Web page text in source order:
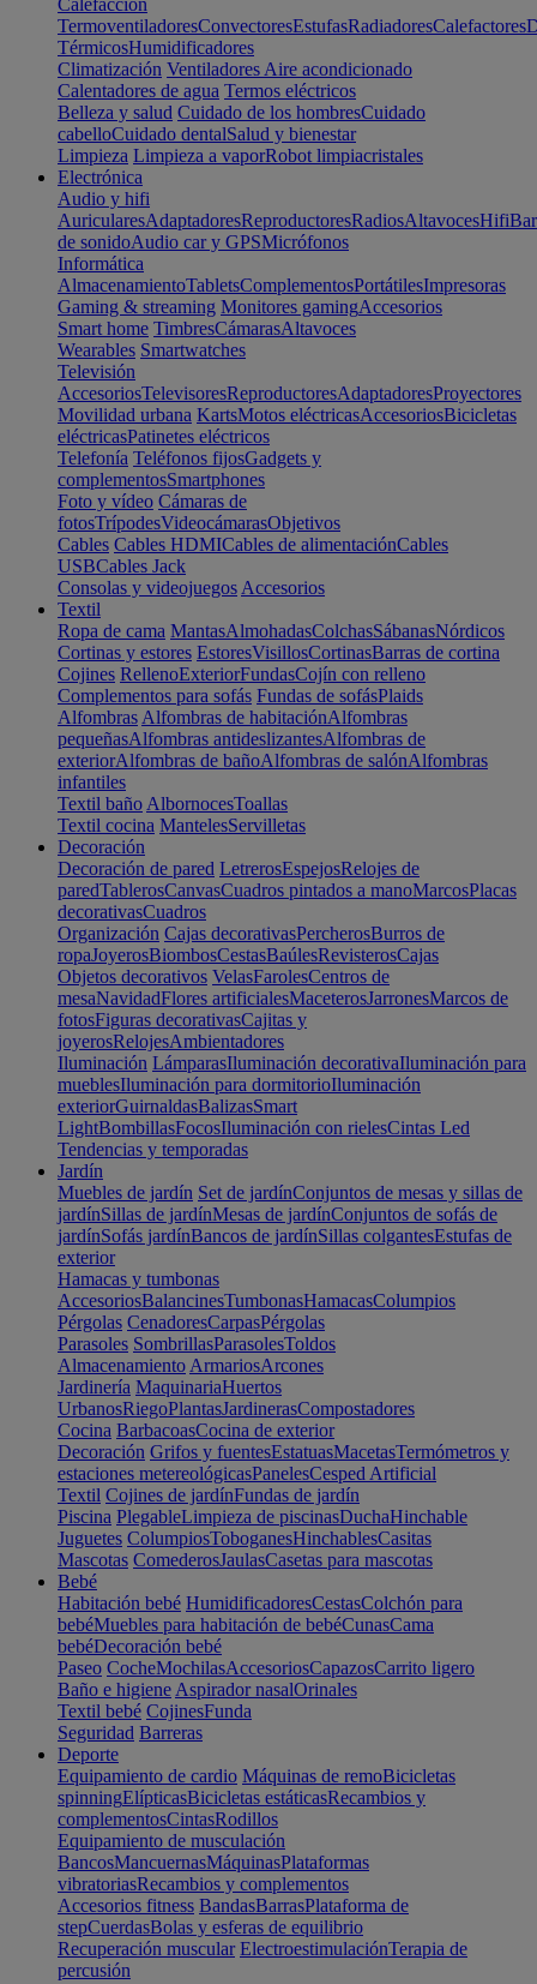
Calefacción
TermoventiladoresConvectoresEstufasRadiadoresCalefactores
TérmicosHumidificadores
Climatización Ventiladores Aire acondicionado
Calentadores de agua Termos eléctricos
Belleza y salud Cuidado de los hombresCuidado
cabelloCuidado dentalSalud y bienestar
Limpieza Limpieza a vaporRobot limpiacristales
Electrónica
Audio y hifi
AuricularesAdaptadoresReproductoresRadiosAltavocesHifi
de sonidoAudio car y GPSMicrófonos
Informática
AlmacenamientoTabletsComplementosPortátilesImpresoras
Gaming & streaming Monitores gamingAccesorios
Smart home TimbresCámarasAltavoces
Wearables Smartwatches
Televisión
AccesoriosTelevisoresReproductoresAdaptadoresProyectores
Movilidad urbana KartsMotos eléctricasAccesoriosBicicletas
eléctricasPatinetes eléctricos
Telefonía Teléfonos fijosGadgets y
complementosSmartphones
Foto y vídeo Cámaras de
fotosTrípodesVideocámarasObjetivos
Cables Cables HDMICables de alimentaciónCables
USBCables Jack
Consolas y videojuegos Accesorios
Textil
Ropa de cama MantasAlmohadasColchasSábanasNórdicos
Cortinas y estores EstoresVisillosCortinasBarras de cortina
Cojines RellenoExteriorFundasCojín con relleno
Complementos para sofás Fundas de sofásPlaids
Alfombras Alfombras de habitaciónAlfombras
pequeñasAlfombras antideslizantesAlfombras de
exteriorAlfombras de bañoAlfombras de salónAlfombras
infantiles
Textil baño AlbornocesToallas
Textil cocina MantelesServilletas
Decoración
Decoración de pared LetrerosEspejosRelojes de
paredTablerosCanvasCuadros pintados a manoMarcosPlacas
decorativasCuadros
Organización Cajas decorativasPercherosBurros de
ropaJoyerosBiombosCestasBaúlesRevisterosCajas
Objetos decorativos VelasFarolesCentros de
mesaNavidadFlores artificialesMaceterosJarronesMarcos de
fotosFiguras decorativasCajitas y
joyerosRelojesAmbientadores
Iluminación LámparasIluminación decorativaIluminación para
mueblesIluminación para dormitorioIluminación
exteriorGuirnaldasBalizasSmart
LightBombillasFocosIluminación con rielesCintas Led
Tendencias y temporadas
Jardín
Muebles de jardín Set de jardínConjuntos de mesas y sillas de
jardínSillas de jardínMesas de jardínConjuntos de sofás de
jardínSofás jardínBancos de jardínSillas colgantesEstufas de
exterior
Hamacas y tumbonas
AccesoriosBalancinesTumbonasHamacasColumpios
Pérgolas CenadoresCarpasPérgolas
Parasoles SombrillasParasolesToldos
Almacenamiento ArmariosArcones
Jardinería MaquinariaHuertos
UrbanosRiegoPlantasJardinerasCompostadores
Cocina BarbacoasCocina de exterior
Decoración Grifos y fuentesEstatuasMacetasTermómetros y
estaciones metereológicasPanelesCesped Artificial
Textil Cojines de jardínFundas de jardín
Piscina PlegableLimpieza de piscinasDuchaHinchable
Juguetes ColumpiosToboganesHinchablesCasitas
Mascotas ComederosJaulasCasetas para mascotas
Bebé
Habitación bebé HumidificadoresCestasColchón para
bebéMuebles para habitación de bebéCunasCama
bebéDecoración bebé
Paseo CocheMochilasAccesoriosCapazosCarrito ligero
Baño e higiene Aspirador nasalOrinales
Textil bebé CojinesFunda
Seguridad Barreras
Deporte
Equipamiento de cardio Máquinas de remoBicicletas
spinningElípticasBicicletas estáticasRecambios y
complementosCintasRodillos
Equipamiento de musculación
BancosMancuernasMáquinasPlataformas
vibratoriasRecambios y complementos
Accesorios fitness BandasBarrasPlataforma de
stepCuerdasBolas y esferas de equilibrio
Recuperación muscular ElectroestimulaciónTerapia de
percusión